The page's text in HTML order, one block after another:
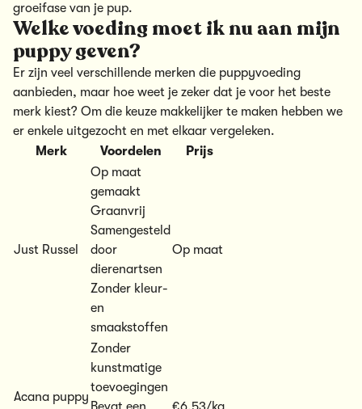
groeifase van je pup.
Welke voeding moet ik nu aan mijn
puppy geven?
Er zijn veel verschillende merken die puppyvoeding
aanbieden, maar hoe weet je zeker dat je voor het beste
merk kiest? Om die keuze makkelijker te maken hebben we
er enkele uitgezocht en met elkaar vergeleken.
Merk
Voordelen Prijs
Just Russel
Op maat
gemaakt
Graanvrij
Samengesteld
door
dierenartsen
Zonder kleur-
en
smaakstoffen
Op maat
Acana puppy
Zonder
kunstmatige
toevoegingen